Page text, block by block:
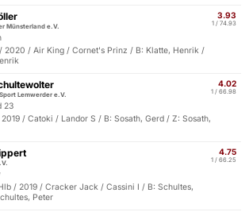
3.93
1 / 74.93
Münsterland e.V.
2020 / Air King / Cornet's Prinz / B: Klatte, Henrik /
4.02
1 / 66.98
Lemwerder e.V.
23
/ Catoki / Landor S / B: Sosath, Gerd / Z: Sosath,
4.75
1 / 66.25
/ 2019 / Cracker Jack / Cassini I / B: Schultes,
Peter